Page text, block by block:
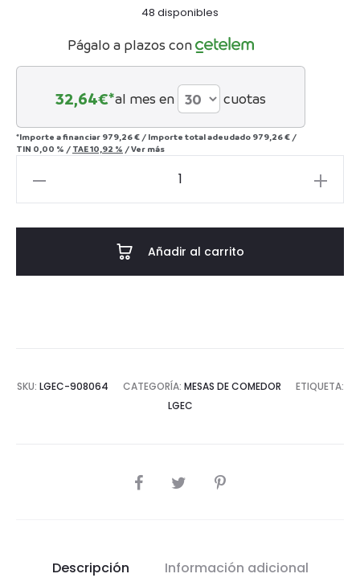
48 disponibles
Págalo a plazos con
32,64€*al mes en cuotas
*Importe a financiar 979,26 € / Importe total adeudado 979,26 € /
TIN 0,00 % / TAE10,92 % /Ver más
Añadir al carrito
SKU: LGEC-908064 CATEGORÍA: MESAS DE COMEDOR
ETIQUETA:
LGEC
COMPARTIR
Descripción Información adicional